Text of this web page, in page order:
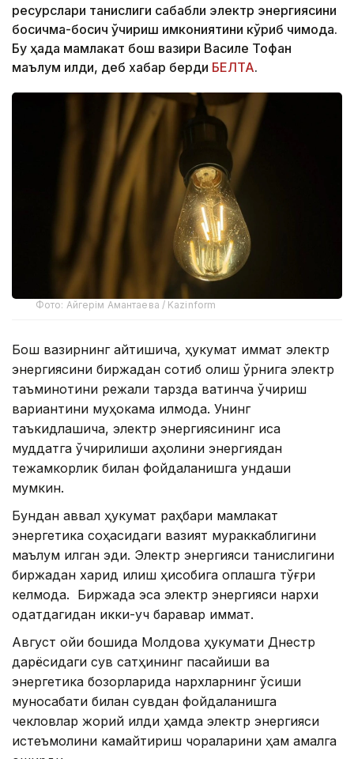
ресурслари танқислиги сабабли электр энергиясини
босқичма-босқич ўчириш имкониятини кўриб чиқмоқда.
Бу ҳақда мамлакат бош вазири Василе Тофан
маълум қилди, деб хабар берди БЕЛТА.
Фото: Айгерім Амантаева / Kazinform
Бош вазирнинг айтишича, ҳукумат қиммат электр
энергиясини биржадан сотиб олиш ўрнига электр
таъминотини режали тарзда вақтинча ўчириш
вариантини муҳокама қилмоқда. Унинг
таъкидлашича, электр энергиясининг қисқа
муддатга ўчирилиши аҳолини энергиядан
тежамкорлик билан фойдаланишга ундаши
мумкин.
Бундан аввал ҳукумат раҳбари мамлакат
энергетика соҳасидаги вазият мураккаблигини
маълум қилган эди. Электр энергияси танқислигини
биржадан харид қилиш ҳисобига қоплашга тўғри
келмоқда. Биржада эса электр энергияси нархи
одатдагидан икки-уч баравар қиммат.
Август ойи бошида Молдова ҳукумати Днестр
дарёсидаги сув сатҳининг пасайиши ва
энергетика бозорларида нархларнинг ўсиши
муносабати билан сувдан фойдаланишга
чекловлар жорий қилди ҳамда электр энергияси
истеъмолини камайтириш чораларини ҳам амалга